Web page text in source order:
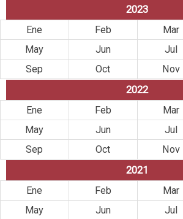
2023
Ene
Feb Mar
May
Jun Jul
Sep
Oct Nov
2022
Ene
Feb Mar
May
Jun Jul
Sep
Oct Nov
2021
Ene
Feb Mar
May
Jun Jul